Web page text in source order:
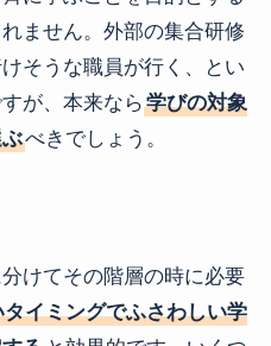
ません。外部の集合研修
そうな職員が行く、とい
が、本来なら 学びの対象
べきでしょう。
けてその階層の時に必要
イミングでふさわしい学